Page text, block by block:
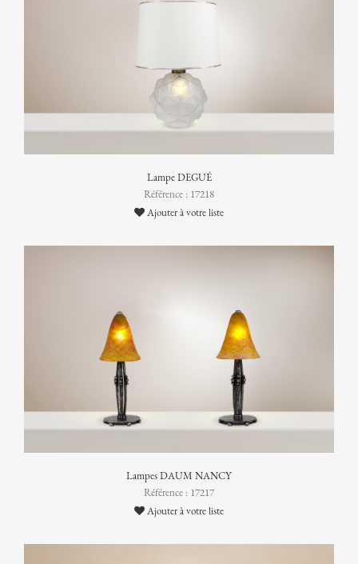
Lampe DEGUÉ
Référence : 17218
Ajouter à votre liste
Lampes DAUM NANCY
Référence : 17217
Ajouter à votre liste